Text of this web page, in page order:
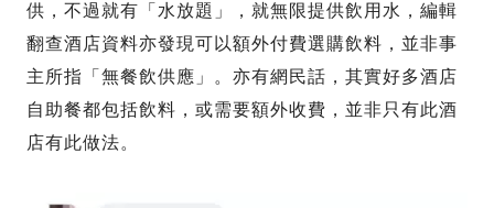
供，不過就有「水放題」，就無限提供飲用水，編輯
翻查酒店資料亦發現可以額外付費選購飲料，並非事
主所指「無餐飲供應」。亦有網民話，其實好多酒店
自助餐都包括飲料，或需要額外收費，並非只有此酒
店有此做法。